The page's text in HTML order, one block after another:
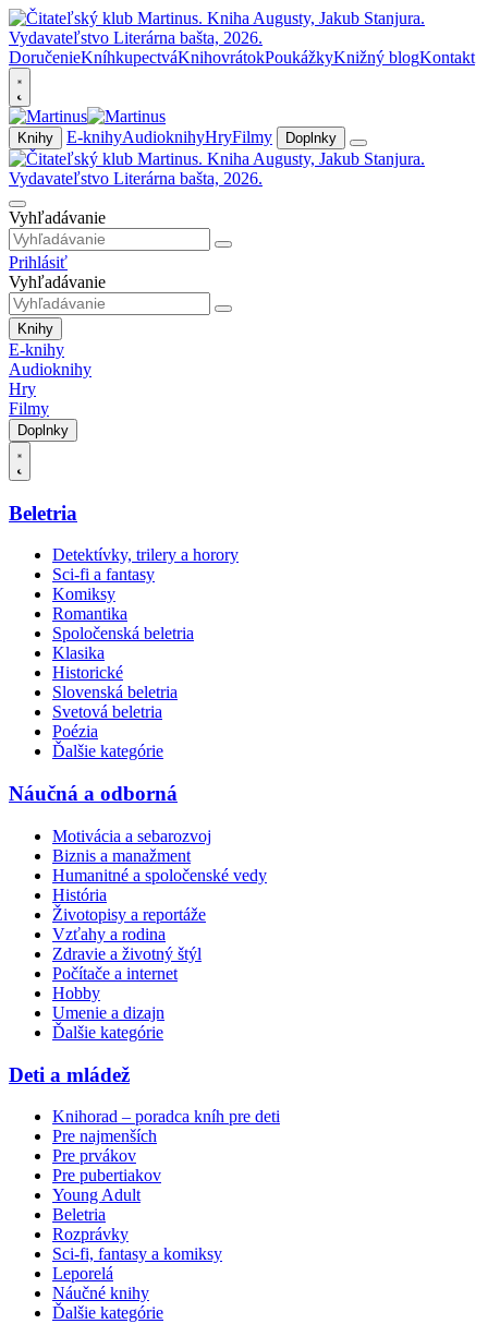
DoručenieKníhkupectváKnihovrátokPoukážkyKnižný blogKontakt
Knihy E-knihyAudioknihyHryFilmy Doplnky
Vyhľadávanie
Prihlásiť
Vyhľadávanie
Knihy
E-knihy
Audioknihy
Hry
Filmy
Doplnky
Beletria
Detektívky, trilery a horory
Sci-fi a fantasy
Komiksy
Romantika
Spoločenská beletria
Klasika
Historické
Slovenská beletria
Svetová beletria
Poézia
Ďalšie kategórie
Náučná a odborná
Motivácia a sebarozvoj
Biznis a manažment
Humanitné a spoločenské vedy
História
Životopisy a reportáže
Vzťahy a rodina
Zdravie a životný štýl
Počítače a internet
Hobby
Umenie a dizajn
Ďalšie kategórie
Deti a mládež
Knihorad – poradca kníh pre deti
Pre najmenších
Pre prvákov
Pre pubertiakov
Young Adult
Beletria
Rozprávky
Sci-fi, fantasy a komiksy
Leporelá
Náučné knihy
Ďalšie kategórie